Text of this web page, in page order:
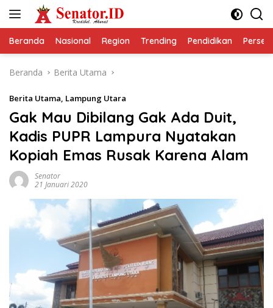
Beranda Nasional Region Trending Pendidikan
Beranda Berita Utama
Berita Utama, Lampung Utara
Gak Mau Dibilang Gak Ada Duit,
Kadis PUPR Lampura Nyatakan
Kopiah Emas Rusak Karena Alam
Senator
21 Januari 2020